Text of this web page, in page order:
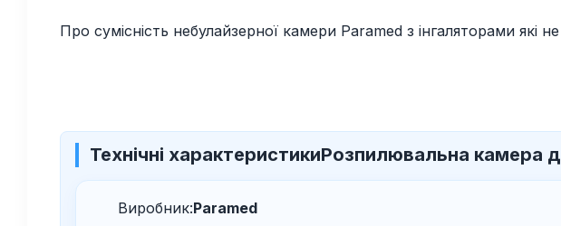
Про сумісність небулайзерної камери Paramed з інгаляторами
Технічні характеристикиРозпилювальна камера
Виробник:Paramed